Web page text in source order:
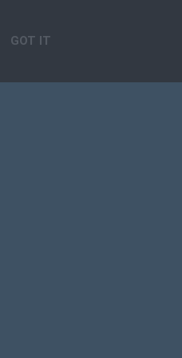
GOT IT